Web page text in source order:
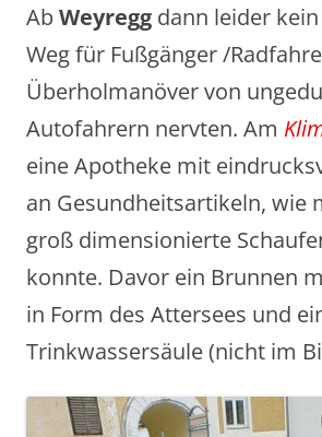
Ab Weyregg dann leider
Weg für Fußgänger /
Überholmanöver von
Autofahrern nervten. Am
eine Apotheke mit
an Gesundheitsartikeln, wie
groß dimensionierte
konnte. Davor ein Brunnen
in Form des Attersees und
Trinkwassersäule (nicht im